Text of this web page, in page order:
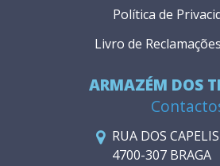
ARMAZÉM DOS
RUA DOS
4700-307 BRAGA
Política de
Livro de